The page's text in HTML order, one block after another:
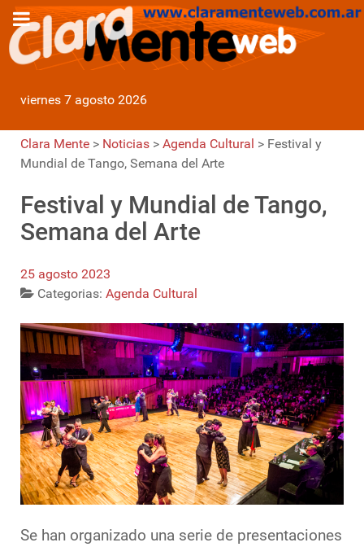
viernes 7 agosto 2026
Clara Mente > Noticias > Agenda Cultural > Festival y
Mundial de Tango, Semana del Arte
Festival y Mundial de Tango,
Semana del Arte
25 agosto 2023
Categorias: Agenda Cultural
Se han organizado una serie de presentaciones